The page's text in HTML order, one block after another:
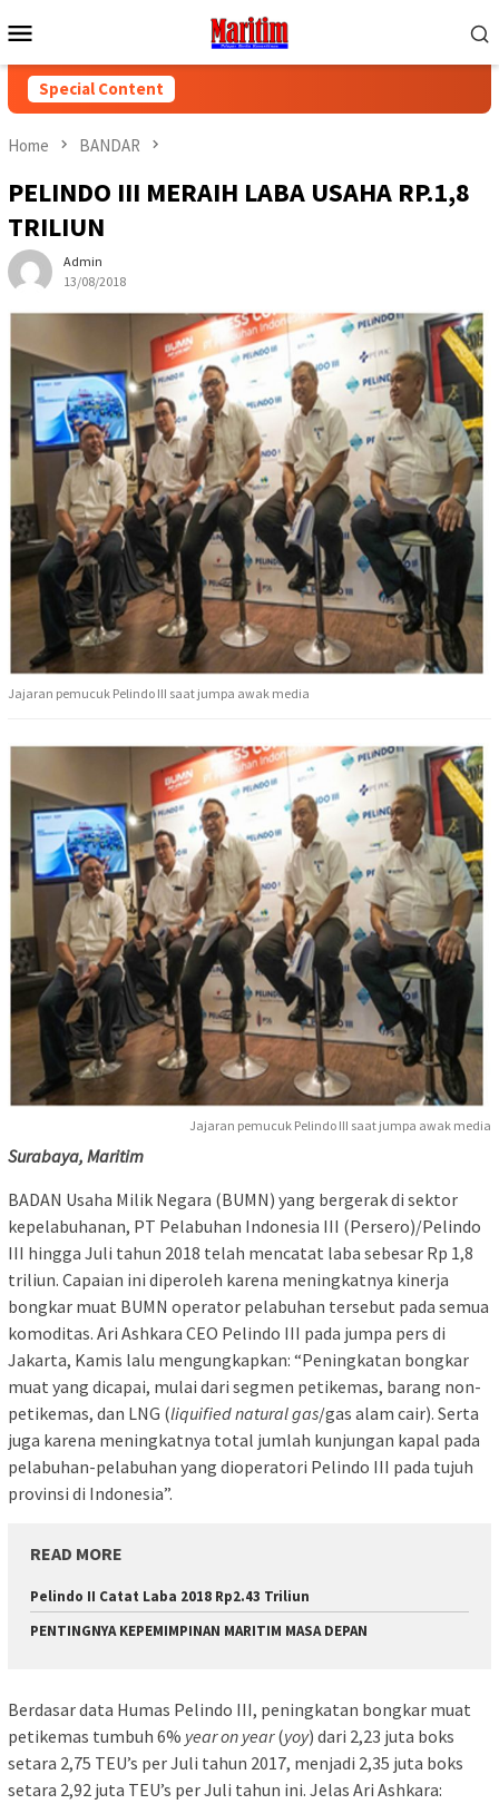
to
Menu
Special Content
Home BANDAR
PELINDO III MERAIH LABA USAHA RP.1,8
TRILIUN
Admin
13/08/2018
Jajaran pemucuk Pelindo III saat jumpa awak media
Jajaran pemucuk Pelindo III saat jumpa awak media
Surabaya, Maritim
BADAN Usaha Milik Negara (BUMN) yang bergerak di sektor
kepelabuhanan, PT Pelabuhan Indonesia III (Persero)/Pelindo
III hingga Juli tahun 2018 telah mencatat laba sebesar Rp 1,8
triliun. Capaian ini diperoleh karena meningkatnya kinerja
bongkar muat BUMN operator pelabuhan tersebut pada semua
komoditas. Ari Ashkara CEO Pelindo III pada jumpa pers di
Jakarta, Kamis lalu mengungkapkan: “Peningkatan bongkar
muat yang dicapai, mulai dari segmen petikemas, barang non-
petikemas, dan LNG (liquified natural gas/gas alam cair). Serta
juga karena meningkatnya total jumlah kunjungan kapal pada
pelabuhan-pelabuhan yang dioperatori Pelindo III pada tujuh
provinsi di Indonesia”.
READ MORE
Pelindo II Catat Laba 2018 Rp2.43 Triliun
PENTINGNYA KEPEMIMPINAN MARITIM MASA DEPAN
Berdasar data Humas Pelindo III, peningkatan bongkar muat
petikemas tumbuh 6% year on year(yoy) dari 2,23 juta boks
setara 2,75 TEU’s per Juli tahun 2017, menjadi 2,35 juta boks
setara 2,92 juta TEU’s per Juli tahun ini. Jelas Ari Ashkara: